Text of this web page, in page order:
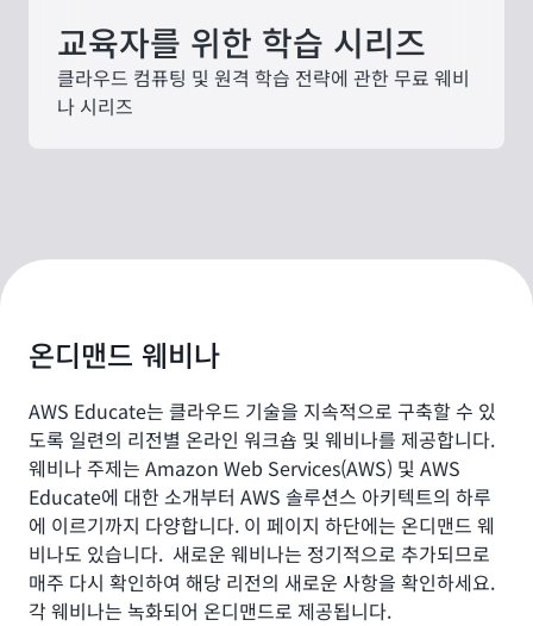
교육자를 위한 학습 시리즈
클라우드 컴퓨팅 및 원격 학습 전략에 관한 무료 웨비
나 시리즈
온디맨드 웨비나
AWS Educate는 클라우드 기술을 지속적으로 구축할 수 있
도록 일련의 리전별 온라인 워크숍 및 웨비나를 제공합니다.
웨비나 주제는 Amazon Web Services(AWS) 및 AWS
Educate에 대한 소개부터 AWS 솔루션스 아키텍트의 하루
에 이르기까지 다양합니다. 이 페이지 하단에는 온디맨드 웨
비나도 있습니다. 새로운 웨비나는 정기적으로 추가되므로
매주 다시 확인하여 해당 리전의 새로운 사항을 확인하세요.
각 웨비나는 녹화되어 온디맨드로 제공됩니다.